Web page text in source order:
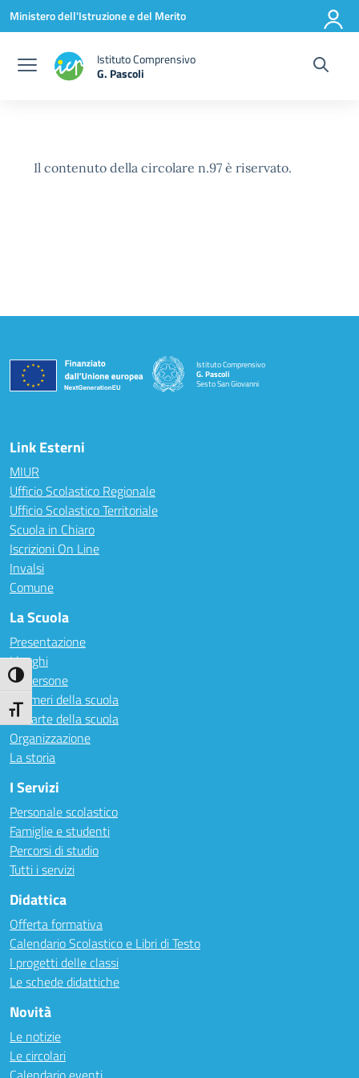
Attiva/disattiva alto contrasto
Attiva/disattiva dimensione testo
Vai ai contenuti
Vai al menu di navigazione
Vai al footer
Ministero dell'Istruzione e del Merito
Istituto Comprensivo
G. Pascoli
Il contenuto della circolare n.97 è riservato.
Istituto Comprensivo
G. Pascoli
Sesto San Giovanni
Link Esterni
MIUR
Ufficio Scolastico Regionale
Ufficio Scolastico Territoriale
Scuola in Chiaro
Iscrizioni On Line
Invalsi
Comune
La Scuola
Presentazione
I luoghi
Le persone
I numeri della scuola
Le carte della scuola
Organizzazione
La storia
I Servizi
Personale scolastico
Famiglie e studenti
Percorsi di studio
Tutti i servizi
Didattica
Offerta formativa
Calendario Scolastico e Libri di Testo
I progetti delle classi
Le schede didattiche
Novità
Le notizie
Le circolari